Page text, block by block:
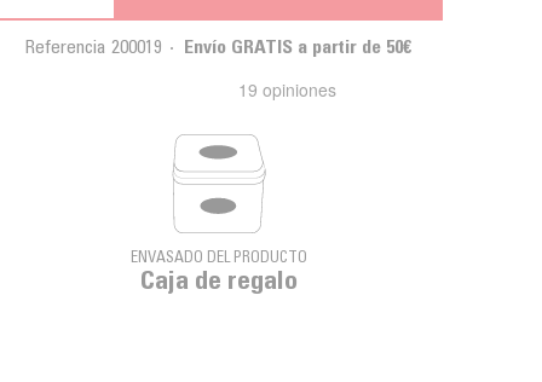
Referencia 200019 Envío GRATIS a partir de 50€
ENVASADO DEL PRODUCTO
Caja de regalo